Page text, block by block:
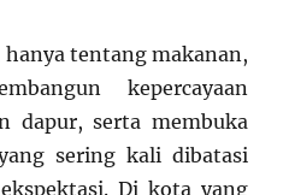
tentang makanan,
kepercayaan
dapur, serta membuka
sering kali dibatasi
Di kota yang